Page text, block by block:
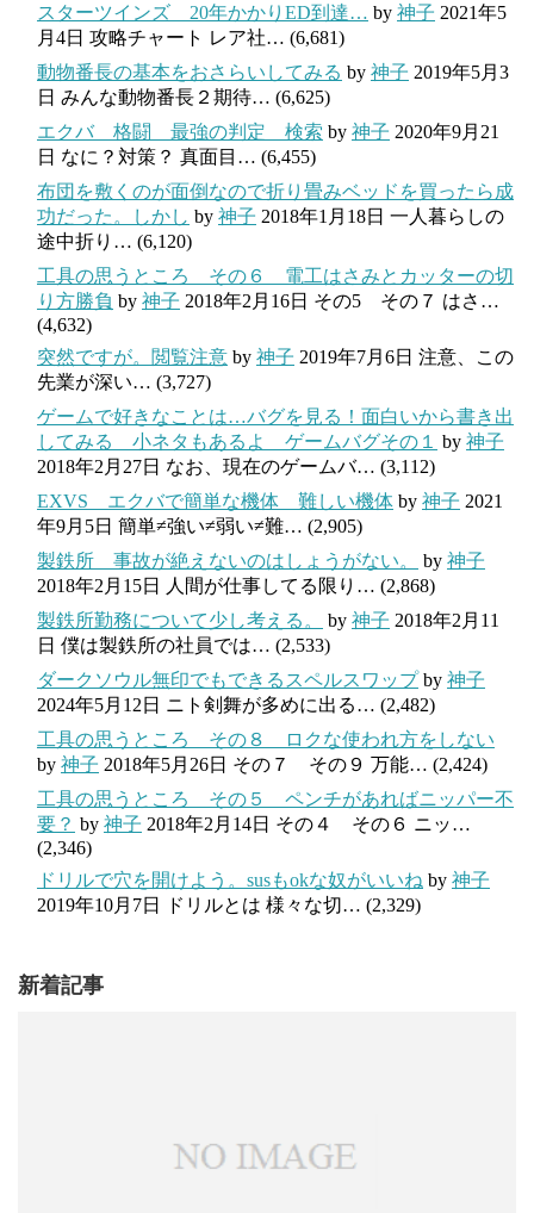
スターツインズ 20年かかりED到達… by 神子 2021年5
月4日 攻略チャート レア社… (6,681)
動物番長の基本をおさらいしてみる by 神子 2019年5月3
日 みんな動物番長２期待… (6,625)
エクバ 格闘 最強の判定 検索 by 神子 2020年9月21
日 なに？対策？ 真面目… (6,455)
布団を敷くのが面倒なので折り畳みベッドを買ったら成
功だった。しかし by 神子 2018年1月18日 一人暮らしの
途中折り… (6,120)
工具の思うところ その６ 電工はさみとカッターの切
り方勝負 by 神子 2018年2月16日 その5 その７ はさ…
(4,632)
突然ですが。閲覧注意 by 神子 2019年7月6日 注意、この
先業が深い… (3,727)
ゲームで好きなことは…バグを見る！面白いから書き出
してみる 小ネタもあるよ ゲームバグその１
by 神子
2018年2月27日 なお、現在のゲームバ… (3,112)
EXVS エクバで簡単な機体 難しい機体 by 神子 2021
年9月5日 簡単≠強い≠弱い≠難… (2,905)
製鉄所 事故が絶えないのはしょうがない。
by 神子
2018年2月15日
人間が仕事してる限り… (2,868)
製鉄所勤務について少し考える。
by 神子 2018年2月11
日 僕は製鉄所の社員では… (2,533)
ダークソウル無印でもできるスペルスワップby 神子
2024年5月12日 ニト剣舞が多めに出る… (2,482)
工具の思うところ その８ ロクな使われ方をしない
by 神子 2018年5月26日 その７ その９ 万能… (2,424)
工具の思うところ その５ ペンチがあればニッパー不
要？ by 神子 2018年2月14日 その４ その６ ニッ…
(2,346)
ドリルで穴を開けよう。susもokな奴がいいね by 神子
2019年10月7日
ドリルとは 様々な切… (2,329)
新着記事